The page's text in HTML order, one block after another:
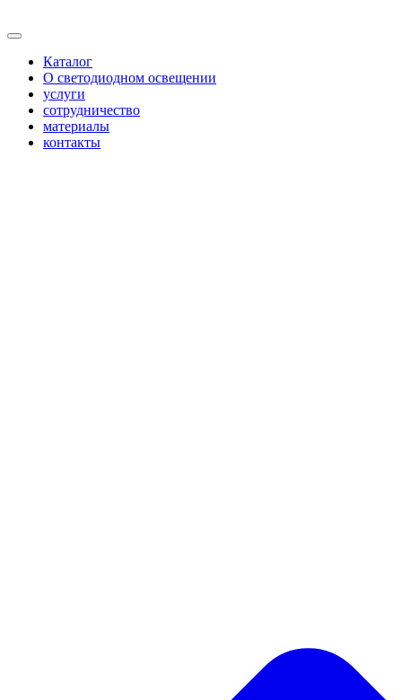
Каталог
О светодиодном освещении
услуги
сотрудничество
материалы
контакты